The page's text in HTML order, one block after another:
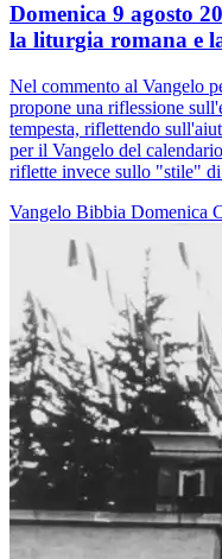
Domenica 9 agosto
la liturgia romana e
Nel commento al Vangelo
propone una riflessione
tempesta, riflettendo
per il Vangelo del
riflette invece sullo "stile"
Vangelo Bibbia Domenica